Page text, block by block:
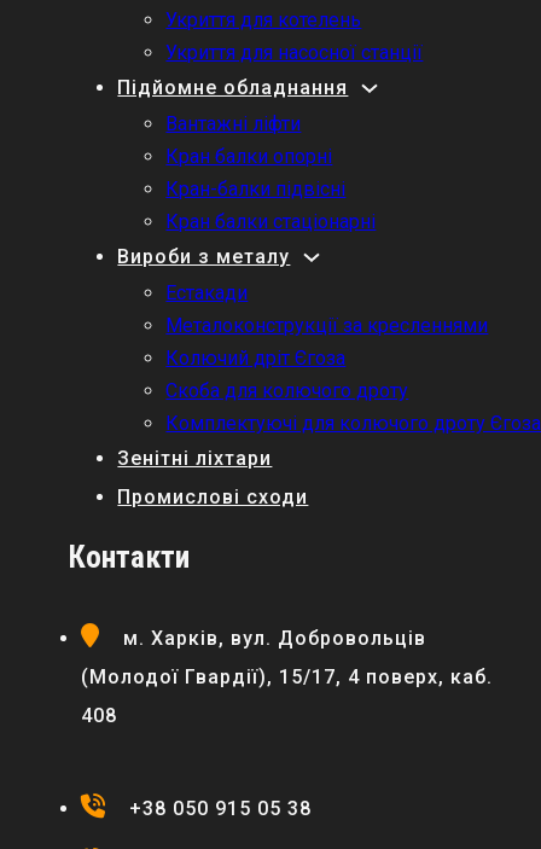
Укриття для котелень
Укриття для насосної станції
Підйомне обладнання
Вантажні ліфти
Кран балки опорні
Кран-балки підвісні
Кран балки стаціонарні
Вироби з металу
Естакади
Металоконструкції за кресленнями
Колючий дріт Єгоза
Скоба для колючого дроту
Комплектуючі для колючого дроту Єгоза
Зенітні ліхтари
Промислові сходи
Контакти
м. Харків, вул. Добровольців
(Молодої Гвардії), 15/17, 4 поверх, каб.
408
+38 050 915 05 38